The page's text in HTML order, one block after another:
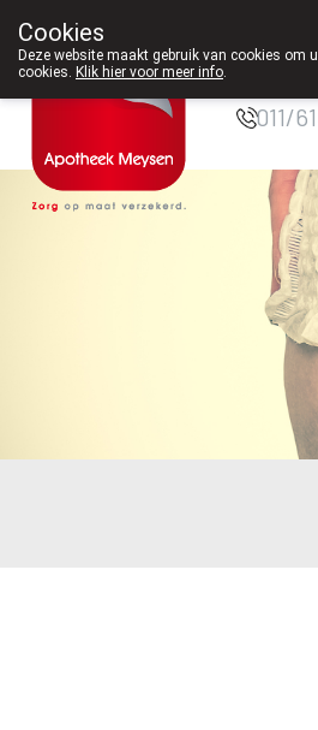
12u30.
011/
Cookies
Deze website maakt gebruik van cookies om
cookies. Klik hier voor meer info.